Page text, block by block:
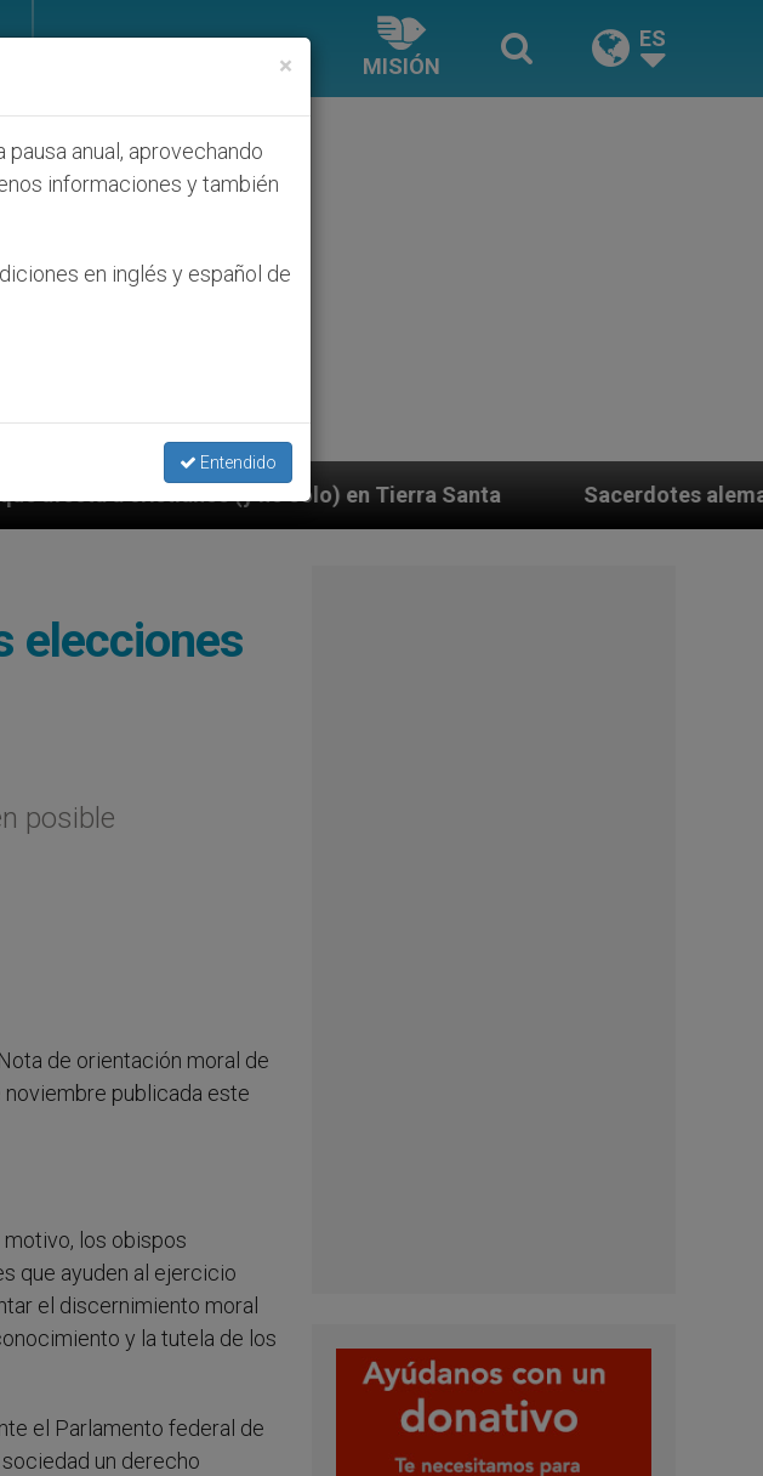
MISIÓN
ES
sólo) en Tierra Santa Sacerdotes alemanes fieles al Papa
elecciones
posible
de orientación moral de
noviembre publicada este
los obispos
que ayuden al ejercicio
el discernimiento moral
y la tutela de los
el Parlamento federal de
un derecho
×
anual, aprovechando
informaciones y también
en inglés y español de
Entendido